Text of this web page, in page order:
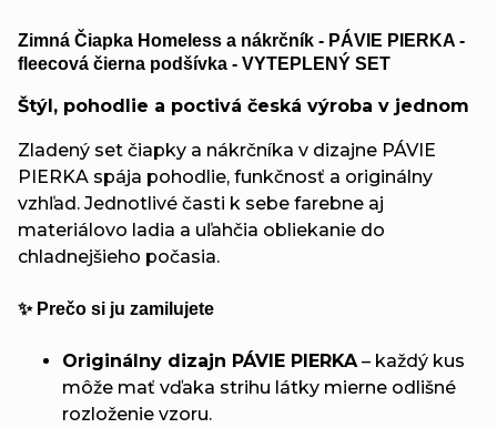
Zimná Čiapka Homeless a nákrčník - PÁVIE PIERKA -
fleecová čierna podšívka - VYTEPLENÝ SET
Štýl, pohodlie a poctivá česká výroba v jednom
Zladený set čiapky a nákrčníka v dizajne PÁVIE
PIERKA spája pohodlie, funkčnosť a originálny
vzhľad. Jednotlivé časti k sebe farebne aj
materiálovo ladia a uľahčia obliekanie do
chladnejšieho počasia.
✨ Prečo si ju zamilujete
Originálny dizajn PÁVIE PIERKA – každý kus
môže mať vďaka strihu látky mierne odlišné
rozloženie vzoru.